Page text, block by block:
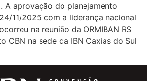
A aprovação do planejamento
11/2025 com a liderança nacional
na reunião da ORMIBAN RS
CBN na sede da IBN Caxias do Sul